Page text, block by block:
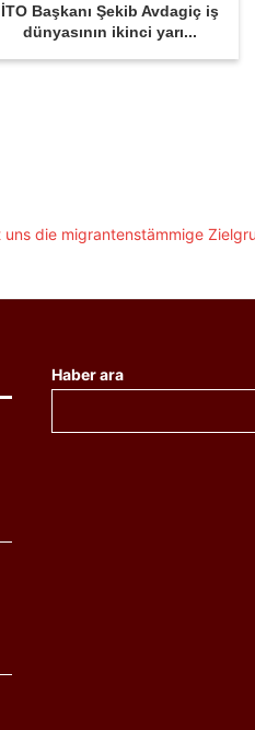
İTO Başkanı Şekib Avdagiç iş
dünyasının ikinci yarı...
Haber ara